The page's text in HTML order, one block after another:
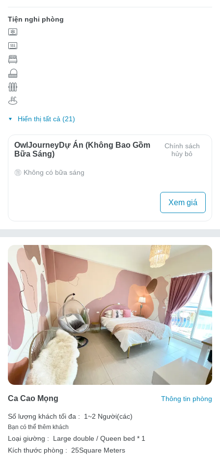
Tiện nghi phòng
Hiển thị tất cả (21)
OwlJourneyDự Án (Không Bao Gồm
Bữa Sáng)
Chính sách
hủy bỏ
Không có bữa sáng
Xem giá
Ca Cao Mọng Thông tin phòng
Số lượng khách tối đa : 1~2 Người(các)
Bạn có thể thêm khách
Loại giường :
Large double / Queen bed * 1
Kích thước phòng :
25Square Meters